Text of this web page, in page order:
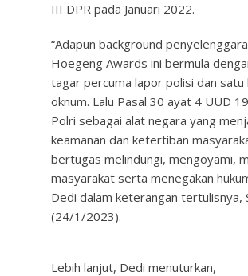
III DPR pada Januari 2022.
“Adapun background
Hoegeng Awards ini bermula
tagar percuma lapor polisi dan satu
oknum. Lalu Pasal 30 ayat 4 UUD
Polri sebagai alat negara yang
keamanan dan ketertiban
bertugas melindungi, mengoyami,
masyarakat serta menegakan
Dedi dalam keterangan tertulisnya,
(24/1/2023).
Lebih lanjut, Dedi menuturkan,